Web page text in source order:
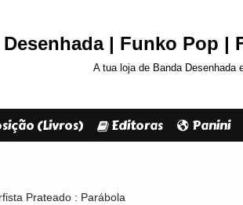
| Funko Pop |
A tua loja de Banda Desenhada
(Livros) Editoras Panini
Prateado : Parábola